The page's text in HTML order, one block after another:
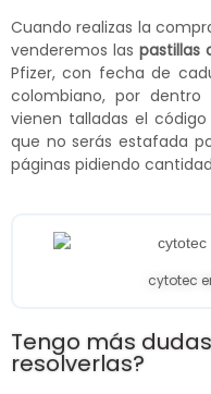
Cuando realizas la
venderemos las pastillas
Pfizer, con fecha de
colombiano, por
vienen talladas el
que no serás estafada
páginas pidiendo
cytotec
Tengo más
resolverlas?